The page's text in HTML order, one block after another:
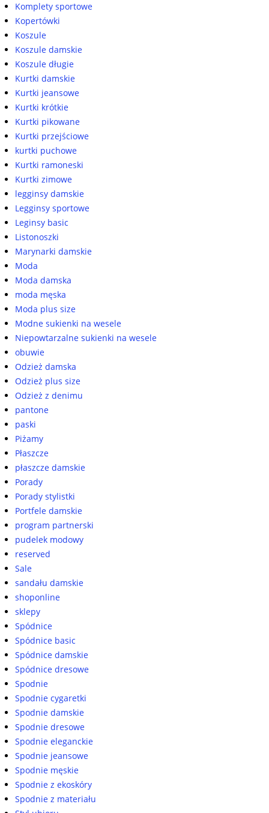
Komplety sportowe
Kopertówki
Koszule
Koszule damskie
Koszule długie
Kurtki damskie
Kurtki jeansowe
Kurtki krótkie
Kurtki pikowane
Kurtki przejściowe
kurtki puchowe
Kurtki ramoneski
Kurtki zimowe
legginsy damskie
Legginsy sportowe
Leginsy basic
Listonoszki
Marynarki damskie
Moda
Moda damska
moda męska
Moda plus size
Modne sukienki na wesele
Niepowtarzalne sukienki na wesele
obuwie
Odzież damska
Odzież plus size
Odzież z denimu
pantone
paski
Piżamy
Płaszcze
płaszcze damskie
Porady
Porady stylistki
Portfele damskie
program partnerski
pudelek modowy
reserved
Sale
sandału damskie
shoponline
sklepy
Spódnice
Spódnice basic
Spódnice damskie
Spódnice dresowe
Spodnie
Spodnie cygaretki
Spodnie damskie
Spodnie dresowe
Spodnie eleganckie
Spodnie jeansowe
Spodnie męskie
Spodnie z ekoskóry
Spodnie z materiału